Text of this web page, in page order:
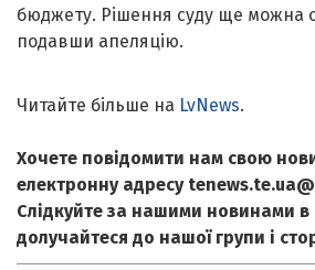
бюджету. Рішення суду ще можна
подавши апеляцію.
Читайте більше на LvNews.
Хочете повідомити нам свою
електронну адресу
Слідкуйте за нашими новинами в
долучайтеся до нашої групи і